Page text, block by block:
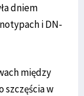
dniem
i DN-
między
szczęścia w